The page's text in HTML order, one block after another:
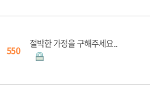
550
절박한 가정을 구해주세요..